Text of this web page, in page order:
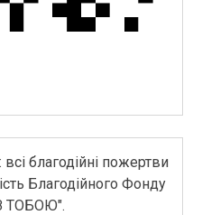
благодійні пожертви
Благодійного Фонду
ТОБОЮ".